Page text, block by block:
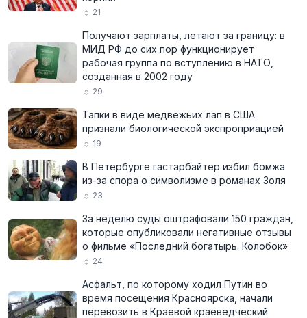
21
Получают зарплаты, летают за границу: в
МИД РФ до сих пор функционирует
рабочая группа по вступлению в НАТО,
созданная в 2002 году
29
Тапки в виде медвежьих лап в США
признали биологической экспроприацией
19
В Петербурге гастарбайтер избил бомжа
из-за спора о символизме в романах Золя
23
За неделю суды оштрафовали 150 граждан,
которые опубликовали негативные отзывы
о фильме «Последний богатырь. Колобок»
24
Асфальт, по которому ходил Путин во
время посещения Красноярска, начали
перевозить в Краевой краеведческий